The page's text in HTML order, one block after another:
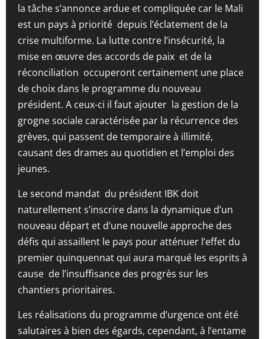
la tâche s’annonce ardue et compliquée car le Mali
est un pays à priorité depuis l’éclatement de la
crise multiforme. La lutte contre l’insécurité, la
mise en œuvre des accords de paix et de la
réconciliation occuperont certainement une place
de choix dans le programme du nouveau
président. A ceux-ci il faut ajouter la gestion de la
grogne sociale caractérisée par la récurrence des
grèves, qui passent de temporaire à illimité,
causant des drames au quotidien et l’emploi des
jeunes.
Le second mandat du président IBK doit
naturellement s’inscrire dans la dynamique d’un
nouveau départ et d’une nouvelle approche des
défis qui assaillent le pays pour atténuer l’effet du
premier quinquennat qui aura marqué les esprits à
cause de l’insuffisance des progrès sur les
chantiers prioritaires.
Les réalisations du programme d’urgence ont été
salutaires à bien des égards, cependant, à l’entame